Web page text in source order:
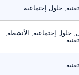
حلول إجتماعيه
إجتماعيه, الأنشطة,